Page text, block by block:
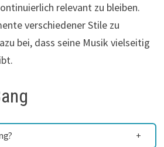
relevant zu bleiben.
verschiedener Stile zu
bei, dass seine Musik vielseitig